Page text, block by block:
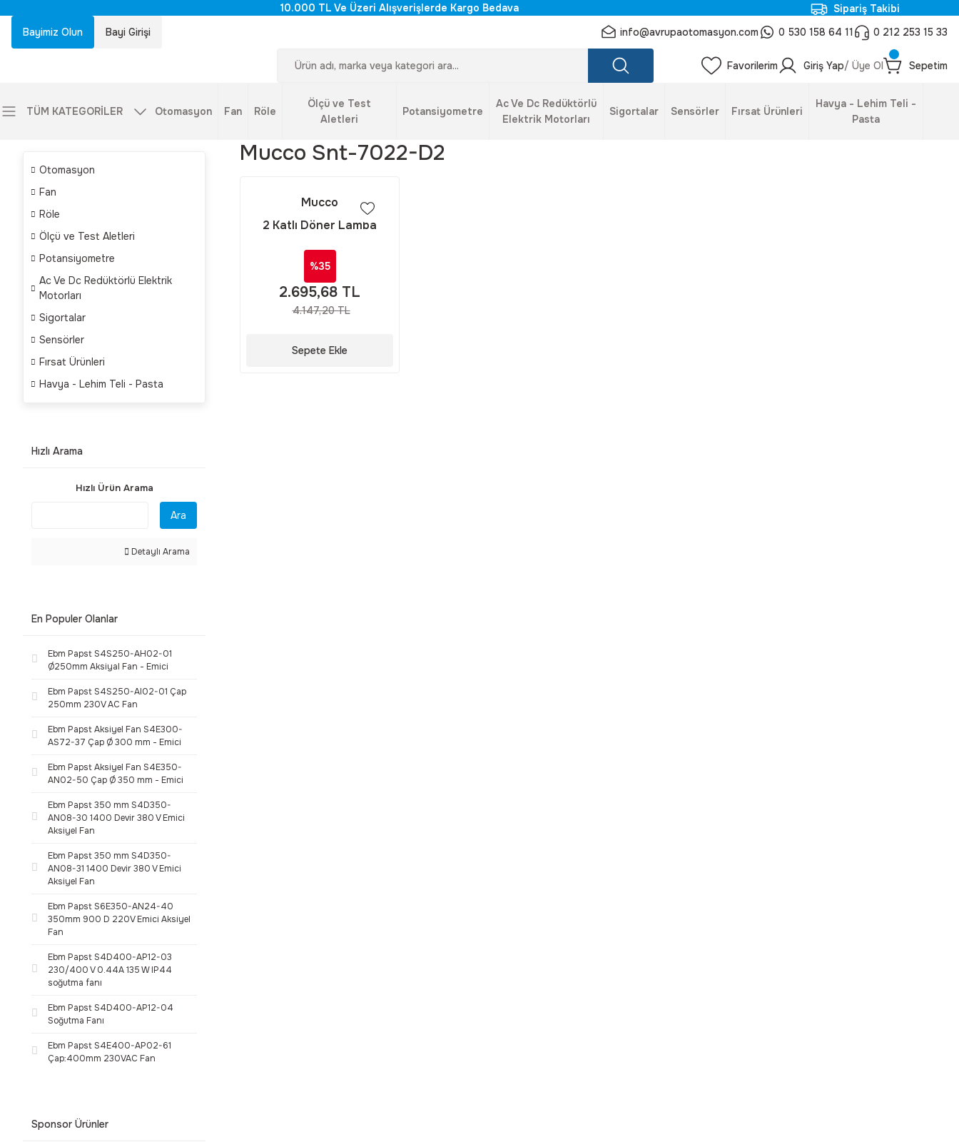
10.000 TL Ve Üzeri Alışverişlerde Kargo Bedava
Sipariş Takibi
Bayimiz Olun
Bayi Girişi info@avrupaotomasyon.com 0 530 158 64 11 0 212 253 15 33
Favorilerim Giriş Yap/ Üye Ol Sepetim
TÜM KATEGORİLER Otomasyon Fan Röle
Ölçü ve Test
Aletleri
Potansiyometre
Ac Ve Dc Redüktörlü
Elektrik Motorları
Sigortalar Sensörler Fırsat Ürünleri
Havya - Lehim Teli -
Pasta
Otomasyon
Fan
Röle
Ölçü ve Test Aletleri
Potansiyometre
Ac Ve Dc Redüktörlü Elektrik
Motorları
Sigortalar
Sensörler
Fırsat Ürünleri
Havya - Lehim Teli - Pasta
Hızlı Arama
Hızlı Ürün Arama
Ara
Detaylı Arama
En Populer Olanlar
Ebm Papst S4S250-AH02-01
Ø250mm Aksiyal Fan - Emici
Ebm Papst S4S250-AI02-01 Çap
250mm 230V AC Fan
Ebm Papst Aksiyel Fan S4E300-
AS72-37 Çap Ø 300 mm - Emici
Ebm Papst Aksiyel Fan S4E350-
AN02-50 Çap Ø 350 mm - Emici
Ebm Papst 350 mm S4D350-
AN08-30 1400 Devir 380 V Emici
Aksiyel Fan
Ebm Papst 350 mm S4D350-
AN08-31 1400 Devir 380 V Emici
Aksiyel Fan
Ebm Papst S6E350-AN24-40
350mm 900 D 220V Emici Aksiyel
Fan
Ebm Papst S4D400-AP12-03
230/400 V 0.44A 135 W IP44
soğutma fanı
Ebm Papst S4D400-AP12-04
Soğutma Fanı
Ebm Papst S4E400-AP02-61
Çap:400mm 230VAC Fan
Sponsor Ürünler
Mucco Snt-7022-D2
Mucco
2 Katlı Döner Lamba
SNT-7022-D2
%35
2.695,68 TL
4.147,20 TL
Sepete Ekle